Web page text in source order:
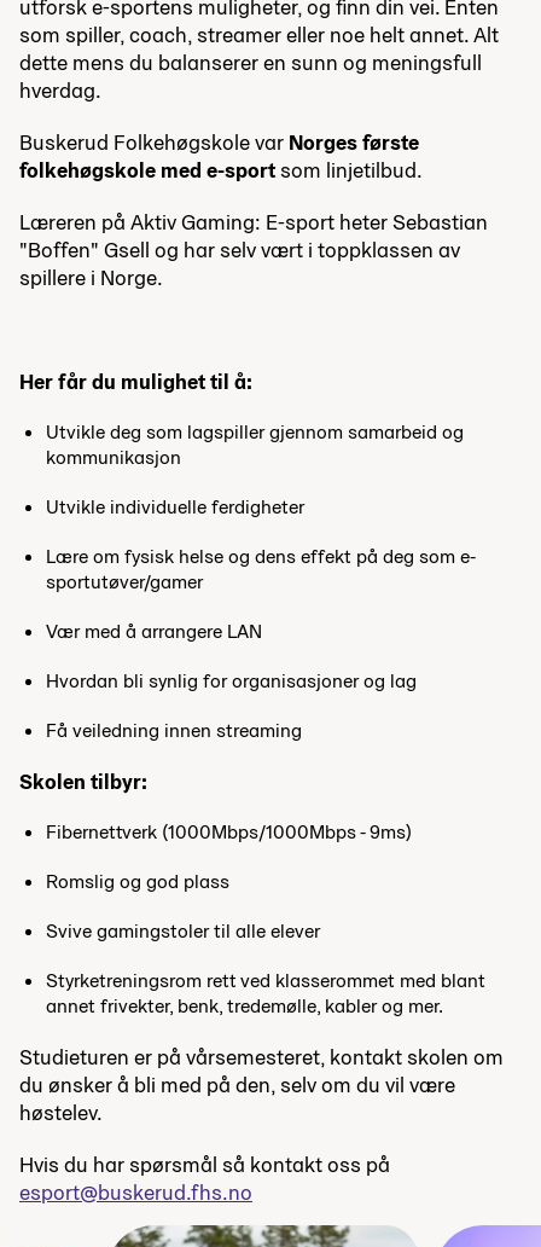
utforske-sportens muligheter, og finn din vei. Enten
som spiller,coach, streamer eller noe helt annet. Alt
dette mens du balanserer en sunn og meningsfull
hverdag.
Buskerud Folkehøgskole var Norges første
folkehøgskole med e-sportsom linjetilbud.
Læreren på Aktiv Gaming: E-sport heter Sebastian
"Boffen" Gsell og har selv vært i toppklassen av
spillere i Norge.
Her får du mulighet til å:
Utvikle deg som lagspiller gjennom samarbeid og
kommunikasjon
Utvikle individuelle ferdigheter
Lære om fysisk helse og dens effekt på deg som e-
sportutøver/gamer
Vær med å arrangere LAN
Hvordan bli synlig for organisasjoner og lag
Få veiledning innen streaming
Skolen tilbyr:
Fibernettverk (1000Mbps/1000Mbps - 9ms)
Romslig og god plass
Svive gamingstoler til alle elever
Styrketreningsrom rett ved klasserommet med blant
annet frivekter, benk, tredemølle, kabler og mer.
Studieturen er på vårsemesteret, kontakt skolen om
du ønsker å bli med på den, selv om du vil være
høstelev.
Hvis du har spørsmål så kontakt oss på
esport@buskerud.fhs.no